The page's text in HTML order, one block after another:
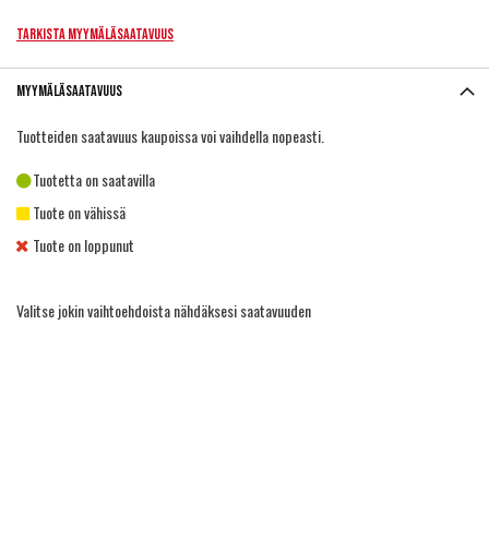
Tarkista myymäläsaatavuus
Myymäläsaatavuus
Tuotteiden saatavuus kaupoissa voi vaihdella nopeasti.
Tuotetta on saatavilla
Tuote on vähissä
Tuote on loppunut
Valitse jokin vaihtoehdoista nähdäksesi saatavuuden